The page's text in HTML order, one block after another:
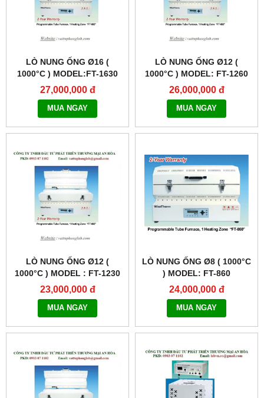
LÒ NUNG ỐNG Ø16 (
1000°C ) MODEL:FT-1630
27,000,000 đ
MUA NGAY
LÒ NUNG ỐNG Ø12 (
1000°C ) MODEL: FT-1260
26,000,000 đ
MUA NGAY
LÒ NUNG ỐNG Ø12 (
1000°C ) MODEL : FT-1230
23,000,000 đ
MUA NGAY
LÒ NUNG ỐNG Ø8 ( 1000°C
) MODEL: FT-860
24,000,000 đ
MUA NGAY